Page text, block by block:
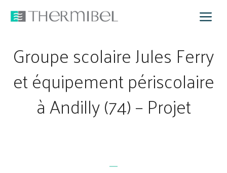
Aller
Groupe scolaire Jules Ferry
et équipement périscolaire
à Andilly (74) – Projet